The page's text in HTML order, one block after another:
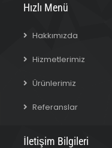
Hızlı Menü
Hakkımızda
Hizmetlerimiz
Ürünlerimiz
Referanslar
İletişim Bilgileri